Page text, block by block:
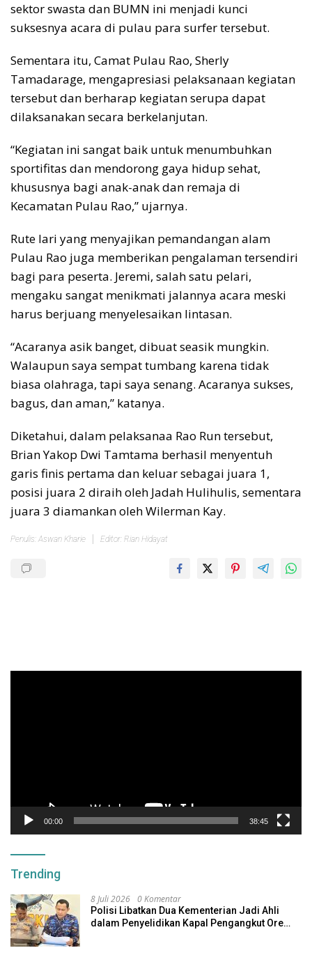
sektor swasta dan BUMN ini menjadi kunci
suksesnya acara di pulau para surfer tersebut.
Sementara itu, Camat Pulau Rao, Sherly
Tamadarage, mengapresiasi pelaksanaan kegiatan
tersebut dan berharap kegiatan serupa dapat
dilaksanakan secara berkelanjutan.
“Kegiatan ini sangat baik untuk menumbuhkan
sportifitas dan mendorong gaya hidup sehat,
khususnya bagi anak-anak dan remaja di
Kecamatan Pulau Rao,” ujarnya.
Rute lari yang menyajikan pemandangan alam
Pulau Rao juga memberikan pengalaman tersendiri
bagi para peserta. Jeremi, salah satu pelari,
mengaku sangat menikmati jalannya acara meski
harus berjuang menyelesaikan lintasan.
“Acaranya asik banget, dibuat seasik mungkin.
Walaupun saya sempat tumbang karena tidak
biasa olahraga, tapi saya senang. Acaranya sukses,
bagus, dan aman,” katanya.
Diketahui, dalam pelaksanaa Rao Run tersebut,
Brian Yakop Dwi Tamtama berhasil menyentuh
garis finis pertama dan keluar sebagai juara 1,
posisi juara 2 diraih oleh Jadah Hulihulis, sementara
juara 3 diamankan oleh Wilerman Kay.
Penulis: Aswan Kharie Editor: Rian Hidayat
00:00 38:45
Trending
8 Juli 2026 0 Komentar
Polisi Libatkan Dua Kementerian Jadi Ahli
dalam Penyelidikan Kapal Pengangkut Ore